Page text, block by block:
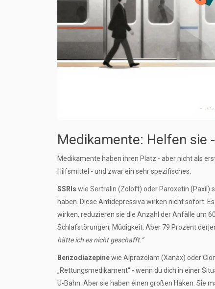
Medikamente: Helfen sie
Medikamente haben ihren Platz - aber nicht als
Hilfsmittel - und zwar ein sehr spezifisches.
SSRIs wie Sertralin (Zoloft) oder Paroxetin (Paxil)
haben. Diese Antidepressiva wirken nicht sofort.
wirken, reduzieren sie die Anzahl der Anfälle um
Schlafstörungen, Müdigkeit. Aber 79 Prozent
hätte ich es nicht geschafft.“
Benzodiazepinewie Alprazolam (Xanax) oder
„Rettungsmedikament“ - wenn du dich in einer
U-Bahn. Aber sie haben einen großen Haken: Sie